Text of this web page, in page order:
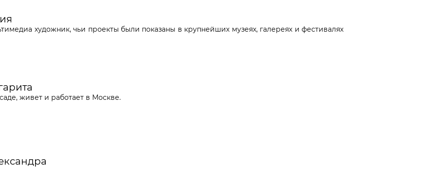
художник, чьи проекты были показаны в крупнейших музеях, галереях и фестивалях
живет и работает в Москве.